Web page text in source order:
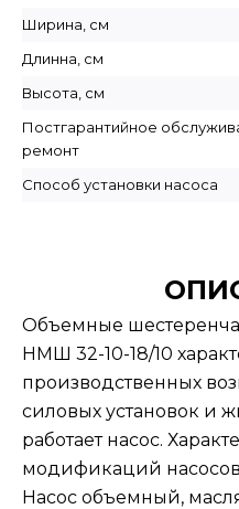
Ширина, см
Длинна, см
Высота, см
Постгарантийное
ремонт
Способ установки насоса
Объемные
НМШ 32-10-18/10
производственных
силовых установок и
работает насос.
модификаций
Насос объемный,